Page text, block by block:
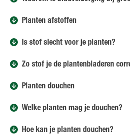
Planten afstoffen
Is stof slecht voor je planten?
Zo stof je de plantenbladeren
Planten douchen
Welke planten mag je douchen?
Hoe kan je planten douchen?